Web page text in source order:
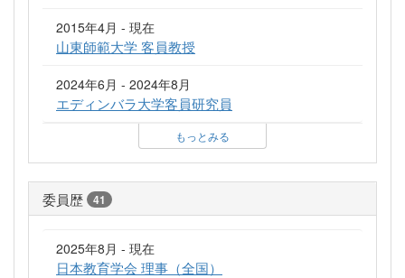
2015年4月 - 現在
山東師範大学 客員教授
2024年6月 - 2024年8月
エディンバラ大学客員研究員
もっとみる
委員歴 41
2025年8月 - 現在
日本教育学会 理事（全国）